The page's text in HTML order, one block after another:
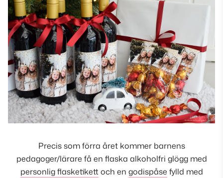
Precis som förra året kommer barnens
pedagoger/lärare få en flaska alkoholfri glögg med
personlig flasketikett och en godispåse fylld med